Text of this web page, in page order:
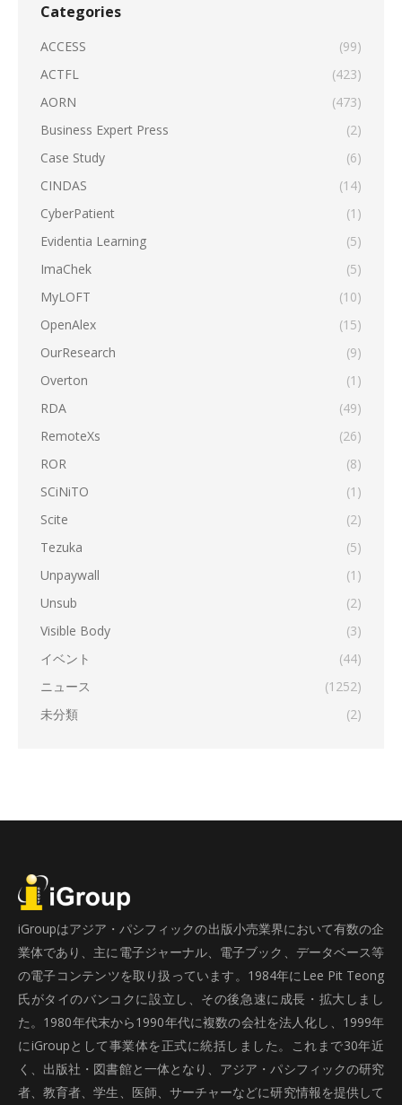
Categories
ACCESS
(99)
ACTFL
(423)
AORN
(473)
Business Expert Press
(2)
Case Study
(6)
CINDAS
(14)
CyberPatient
(1)
Evidentia Learning
(5)
ImaChek
(5)
MyLOFT
(10)
OpenAlex
(15)
OurResearch
(9)
Overton
(1)
RDA
(49)
RemoteXs
(26)
ROR
(8)
SCiNiTO
(1)
Scite
(2)
Tezuka
(5)
Unpaywall
(1)
Unsub
(2)
Visible Body
(3)
イベント
(44)
ニュース
(1252)
未分類
(2)
iGroupはアジア・パシフィックの出版小売業界において有数の企
業体であり、主に電子ジャーナル、電子ブック、データベース等
の電子コンテンツを取り扱っています。1984年にLee Pit Teong
氏がタイのバンコクに設立し、その後急速に成長・拡大しまし
た。1980年代末から1990年代に複数の会社を法人化し、1999年
にiGroupとして事業体を正式に統括しました。これまで30年近
く、出版社・図書館と一体となり、アジア・パシフィックの研究
者、教育者、学生、医師、サーチャーなどに研究情報を提供して